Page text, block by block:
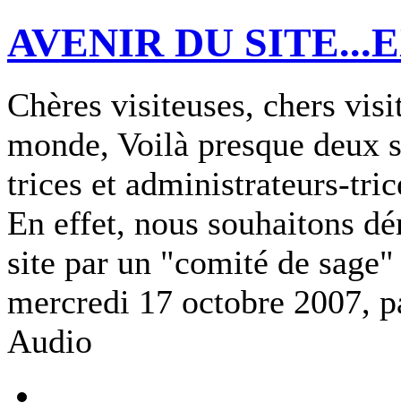
AVENIR DU
Chères visiteuses, chers
monde, Voilà presque deux
trices et administrateurs-
En effet, nous souhaitons
site par un "comité de
mercredi 17 octobre 2007,
Audio